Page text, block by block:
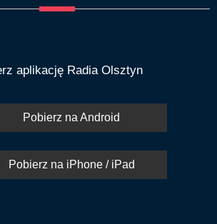
aplikację Radia Olsztyn
Pobierz na Android
Pobierz na iPhone / iPad